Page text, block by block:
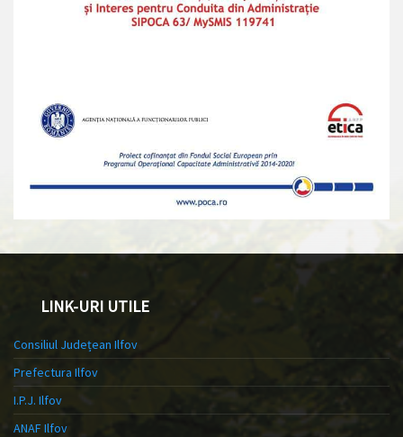
LINK-URI UTILE
Consiliul Județean Ilfov
Prefectura Ilfov
I.P.J. Ilfov
ANAF Ilfov